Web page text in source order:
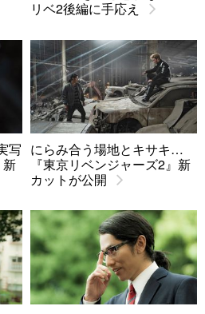
リベ2後編に手応え
写
新
にらみ合う場地とキサキ…
『東京リベンジャーズ2』新
カットが公開